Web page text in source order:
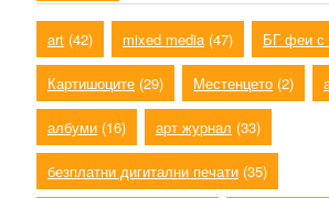
art (42) mixed media (47) БГ феи с
Картишоците (29) Местенцето (2)
албуми (16) арт журнал (33)
безплатни дигитални печати (35)